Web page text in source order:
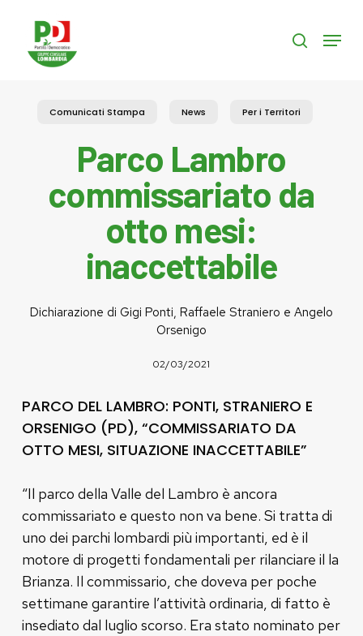
content
search
Menu
Comunicati Stampa News Per i Territori
Parco Lambro
commissariato da
otto mesi:
inaccettabile
Dichiarazione di Gigi Ponti, Raffaele Straniero e Angelo
Orsenigo
02/03/2021
PARCO DEL LAMBRO: PONTI, STRANIERO E
ORSENIGO (PD), “COMMISSARIATO DA
OTTO MESI, SITUAZIONE INACCETTABILE”
“Il parco della Valle del Lambro è ancora
commissariato e questo non va bene. Si tratta di
uno dei parchi lombardi più importanti, ed è il
motore di progetti fondamentali per rilanciare il la
Brianza. Il commissario, che doveva per poche
settimane garantire l’attività ordinaria, di fatto è
insediato dal luglio scorso. Era stato nominato per